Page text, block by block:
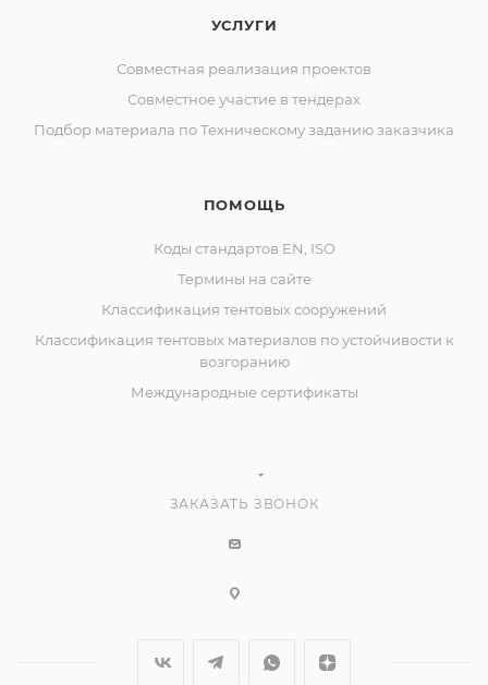
УСЛУГИ
Совместная реализация проектов
Совместное участие в тендерах
Подбор материала по Техническому заданию заказчика
ПОМОЩЬ
Коды стандартов EN, ISO
Термины на сайте
Классификация тентовых сооружений
Классификация тентовых материалов по устойчивости к
возгоранию
Международные сертификаты
ЗАКАЗАТЬ ЗВОНОК